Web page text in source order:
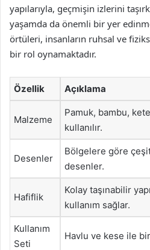
yapılarıyla, geçmişin izlerini
yaşamda da önemli bir yer
örtüleri, insanların ruhsal ve
bir rol oynamaktadır.
Özellik Açıklama
Malzeme
Pamuk, bambu,
kullanılır.
Desenler
Bölgelere göre
desenler.
Hafiflik
Kolay taşınabilir
kullanım sağlar.
Kullanım
Seti
Havlu ve kese ile